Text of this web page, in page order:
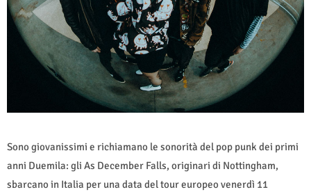
Sono giovanissimi e richiamano le sonorità del pop punk dei primi
anni Duemila: gli As December Falls, originari di Nottingham,
sbarcano in Italia per una data del tour europeo venerdì 11